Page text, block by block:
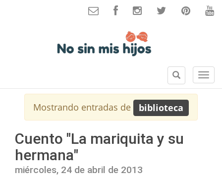
S
e
B
u
s
c
a
Mostrando entradas de biblioteca
Cuento "La mariquita y su
hermana"
miércoles, 24 de abril de 2013